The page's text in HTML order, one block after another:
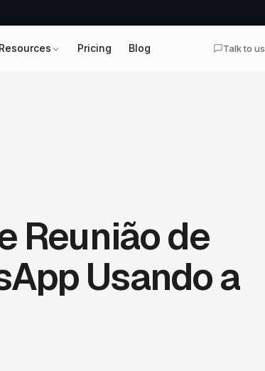
Resources Pricing Blog Talk to us
Reunião de
Usando a